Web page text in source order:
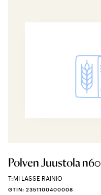
Polven Juustola
T:MI LASSE RAINIO
GTIN: 2351100400008